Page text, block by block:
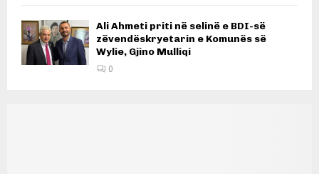
Ali Ahmeti priti në selinë e BDI-së
zëvendëskryetarin e Komunës së
Wylie, Gjino Mulliqi
0